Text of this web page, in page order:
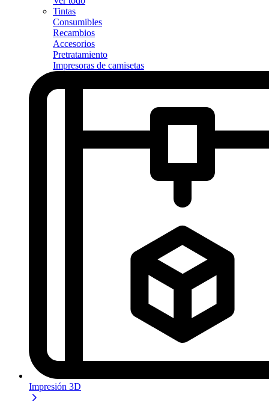
Tintas
Consumibles
Recambios
Accesorios
Pretratamiento
Impresoras de camisetas
Impresión 3D